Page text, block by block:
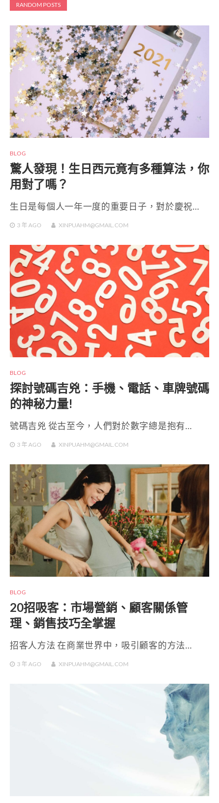
RANDOM POSTS
BLOG
驚人發現！生日西元竟有多種算法，你
用對了嗎？
生日是每個人一年一度的重要日子，對於慶祝…
3 年 AGO XINPUAHM@GMAIL.COM
BLOG
探討號碼吉兇：手機、電話、車牌號碼
的神秘力量!
號碼吉兇 從古至今，人們對於數字總是抱有…
3 年AGO XINPUAHM@GMAIL.COM
BLOG
20招吸客：市場營銷、顧客關係管
理、銷售技巧全掌握
招客人方法 在商業世界中，吸引顧客的方法…
3 年AGO XINPUAHM@GMAIL.COM